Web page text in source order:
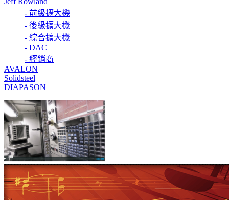
- 前級擴大機
- 後級擴大機
- 綜合擴大機
- DAC
- 經銷商
AVALON
Solidsteel
DIAPASON